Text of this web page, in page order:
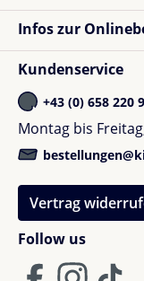
Follow us
Infos zur
Kundenservice
+43 (0) 658 220
Montag bis
Vertrag